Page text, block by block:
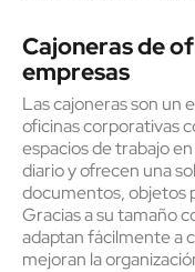
Cajoneras de
empresas
Las cajoneras son un
oficinas corporativas
espacios de trabajo
diario y ofrecen una
documentos, objetos
Gracias a su tamaño
adaptan fácilmente a
mejoran la